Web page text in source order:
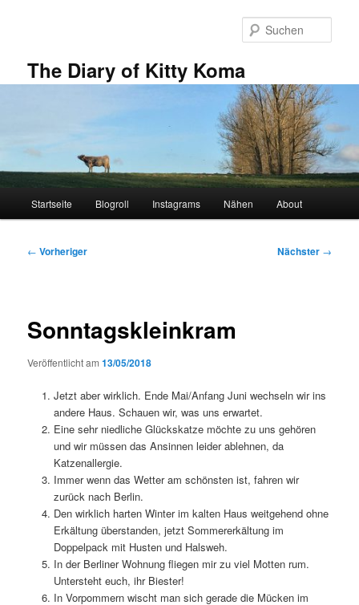
The Diary of Kitty Koma
Startseite Blogroll Instagrams Nähen About
Beitragsnavigation
← Vorheriger Nächster →
Sonntagskleinkram
Veröffentlicht am13/05/2018
Jetzt aber wirklich. Ende Mai/Anfang Juni wechseln wir ins
andere Haus. Schauen wir, was uns erwartet.
Eine sehr niedliche Glückskatze möchte zu uns gehören
und wir müssen das Ansinnen leider ablehnen, da
Katzenallergie.
Immer wenn das Wetter am schönsten ist, fahren wir
zurück nach Berlin.
Den wirklich harten Winter im kalten Haus weitgehend ohne
Erkältung überstanden, jetzt Sommererkältung im
Doppelpack mit Husten und Halsweh.
In der Berliner Wohnung fliegen mir zu viel Motten rum.
Untersteht euch, ihr Biester!
In Vorpommern wischt man sich gerade die Mücken im